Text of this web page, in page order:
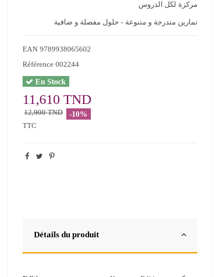
مركزة لكل الدروس
تمارين متدرجة و متنوعة - حلول مفصلة و ضافية
EAN 9789938065602
Référence 002244
En Stock
11,610 TND
12,900 TND -10%
TTC
Détails du produit